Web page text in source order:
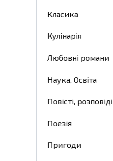
Класика
Кулінарія
Любовні романи
Наука, Освіта
Повісті, розповіді
Поезія
Пригоди